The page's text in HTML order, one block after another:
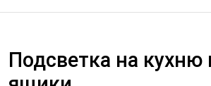
Подсветка на кухню